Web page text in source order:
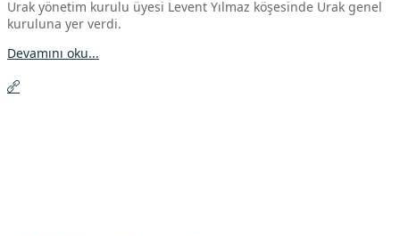
Urak yönetim kurulu üyesi Levent Yılmaz köşesinde Urak genel
kuruluna yer verdi.
Devamını oku...